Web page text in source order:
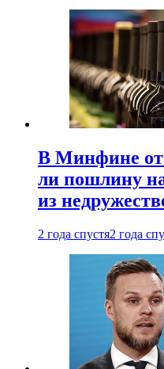
В Минфине
ли пошлину
из
2 года спустя2 года